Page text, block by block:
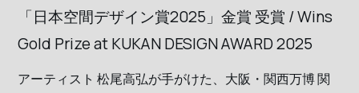
「日本空間デザイン賞2025」金賞 受賞 / Wins
Gold Prize at KUKAN DESIGN AWARD 2025
アーティスト 松尾高弘が手がけた、大阪・関西万博 関